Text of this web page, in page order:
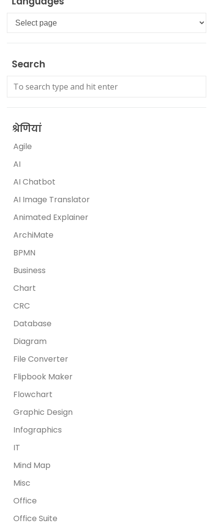
Languages
Search
श्रेणियां
Agile
AI
AI Chatbot
AI Image Translator
Animated Explainer
ArchiMate
BPMN
Business
Chart
CRC
Database
Diagram
File Converter
Flipbook Maker
Flowchart
Graphic Design
Infographics
IT
Mind Map
Misc
Office
Office Suite